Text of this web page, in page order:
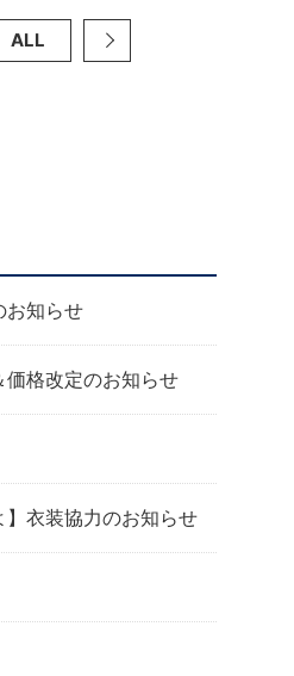
ALL
お知らせ
価格改定のお知らせ
】衣装協力のお知らせ